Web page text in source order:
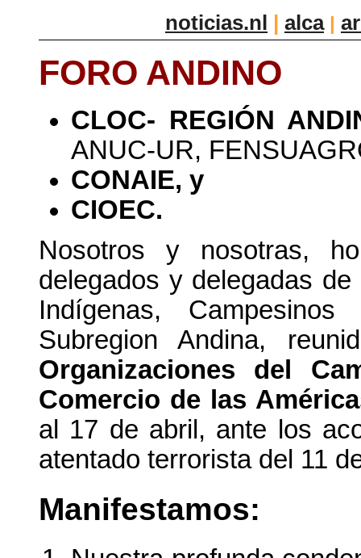
noticias.nl | alca |
FORO ANDINO
CLOC- REGIÓN
ANUC-UR,
CONAIE, y
CIOEC.
Nosotros y nosotras,
delegados y delegadas
Indígenas,
Subregion Andina,
Organizaciones del
Comercio de las
al 17 de abril, ante los
atentado terrorista del 11
Manifestamos: